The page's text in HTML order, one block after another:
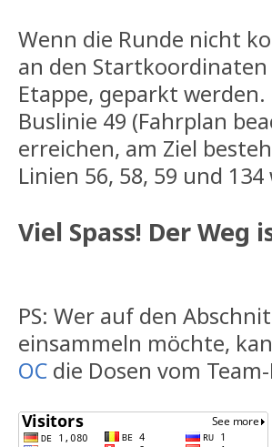
Wenn die Runde nicht
an den Startkoordinaten
Etappe, geparkt
Buslinie 49 (Fahrplan
erreichen, am Ziel
Linien 56, 58, 59 und
Viel Spass! Der Weg
PS: Wer auf den
einsammeln möchte,
OC die Dosen vom